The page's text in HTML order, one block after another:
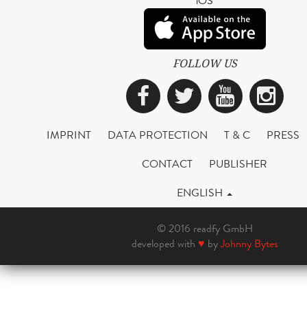
FOLLOW US
Facebook
Twitter
IMPRINT DATA PROTECTION T & C
PRESS
CONTACT
PUBLISHER
ENGLISH
© 2016 readfy GmbH
developed with ♥ byJohnny Bytes